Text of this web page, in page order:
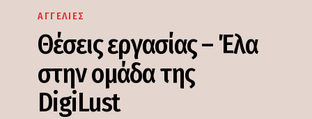
εργασίας
στην
ομάδα
ΑΓΓΕΛΊΕΣ
Θέσεις εργασίας – Έλα
στην ομάδα της
DigiLust